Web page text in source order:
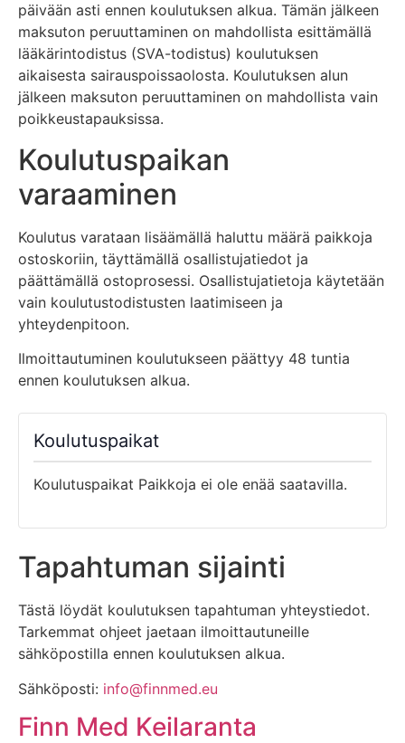
päivään asti ennen koulutuksen alkua. Tämän jälkeen
maksuton peruuttaminen on mahdollista esittämällä
lääkärintodistus (SVA-todistus) koulutuksen
aikaisesta sairauspoissaolosta. Koulutuksen alun
jälkeen maksuton peruuttaminen on mahdollista vain
poikkeustapauksissa.
Koulutuspaikan
varaaminen
Koulutus varataan lisäämällä haluttu määrä paikkoja
ostoskoriin, täyttämällä osallistujatiedot ja
päättämällä ostoprosessi. Osallistujatietoja käytetään
vain koulutustodistusten laatimiseen ja
yhteydenpitoon.
Ilmoittautuminen koulutukseen päättyy 48 tuntia
ennen koulutuksen alkua.
Koulutuspaikat
Koulutuspaikat Paikkoja ei ole enää saatavilla.
Tapahtuman sijainti
Tästä löydät koulutuksen tapahtuman yhteystiedot.
Tarkemmat ohjeet jaetaan ilmoittautuneille
sähköpostilla ennen koulutuksen alkua.
Sähköposti: info@finnmed.eu
Finn Med Keilaranta